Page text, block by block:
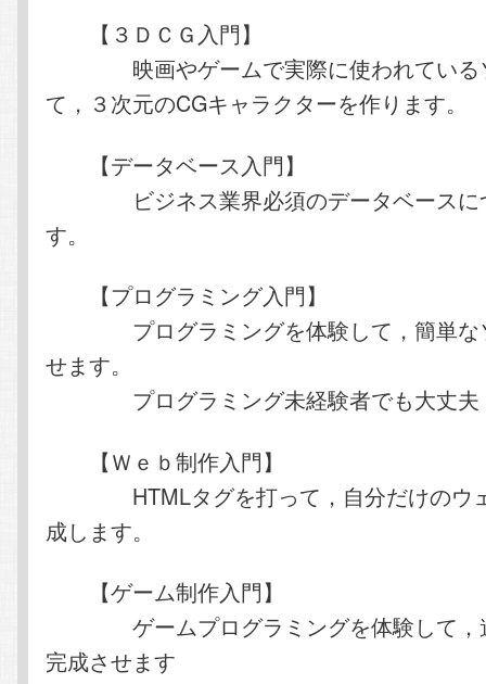
【３ＤＣＧ入門】
映画やゲームで実際に使われている
て，３次元のCGキャラクターを作ります。
【データベース入門】
ビジネス業界必須のデータベースに
す。
【プログラミング入門】
プログラミングを体験して，簡単な
せます。
プログラミング未経験者でも大丈夫
【Ｗｅｂ制作入門】
HTMLタグを打って，自分だけのウェ
成します。
【ゲーム制作入門】
ゲームプログラミングを体験して，
完成させます